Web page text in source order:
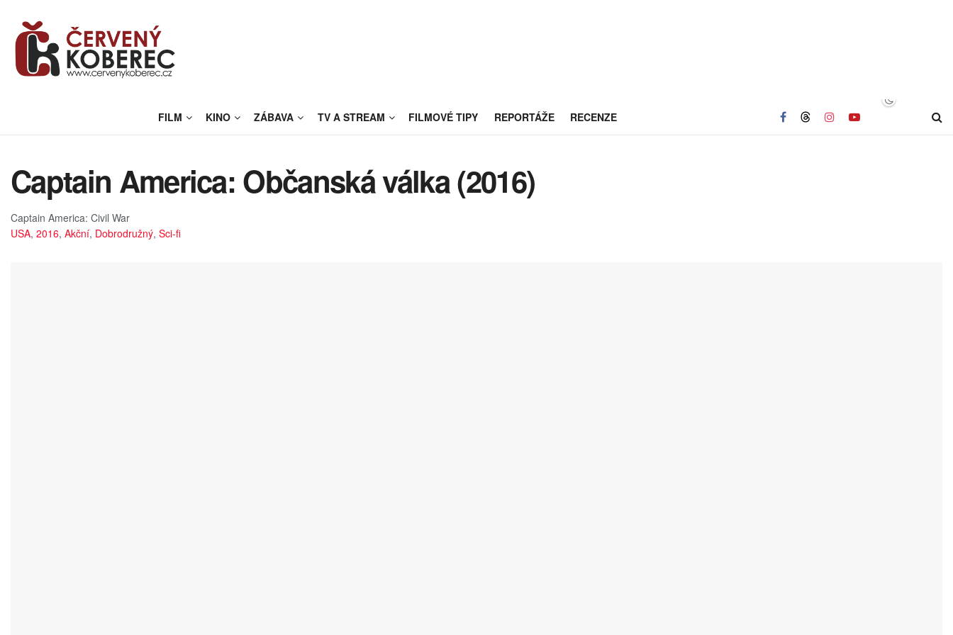
FILM KINO ZÁBAVA TV A STREAM FILMOVÉ TIPY REPORTÁŽE RECENZE
Captain America: Občanská válka (2016)
Captain America: Civil War
USA, 2016, Akční, Dobrodružný, Sci-fi